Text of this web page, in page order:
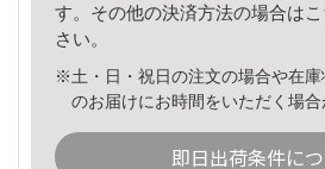
す。その他の決済方法の場合は
さい。
※土・日・祝日の注文の場合や在
のお届けにお時間をいただく場合
即日出荷条件に